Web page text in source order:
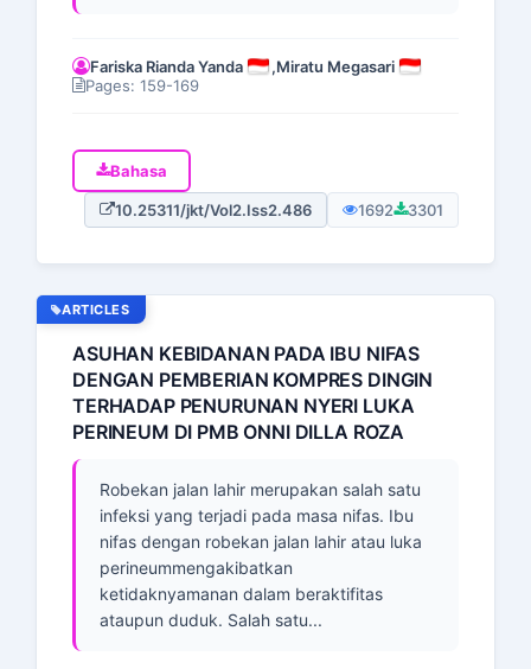
Fariska Rianda Yanda ,Miratu Megasari
Pages: 159-169
Bahasa
10.25311/jkt/Vol2.Iss2.486 1692 3301
ARTICLES
ASUHAN KEBIDANAN PADA IBU NIFAS
DENGAN PEMBERIAN KOMPRES DINGIN
TERHADAP PENURUNAN NYERI LUKA
PERINEUM DI PMB ONNI DILLA ROZA
Robekan jalan lahir merupakan salah satu
infeksi yang terjadi pada masa nifas. Ibu
nifas dengan robekan jalan lahir atau luka
perineummengakibatkan
ketidaknyamanan dalam beraktifitas
ataupun duduk. Salah satu...